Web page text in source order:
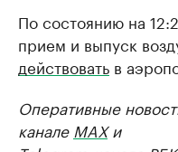
По состоянию на
прием и выпуск
действовать в
Оперативные
канале MAXи